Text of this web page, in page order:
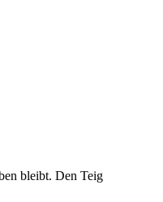
bleibt. Den Teig